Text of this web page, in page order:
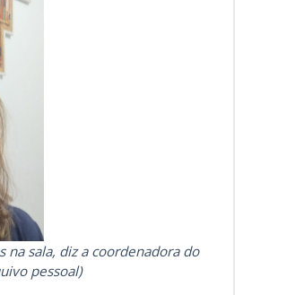
sala, diz a coordenadora do
pessoal)